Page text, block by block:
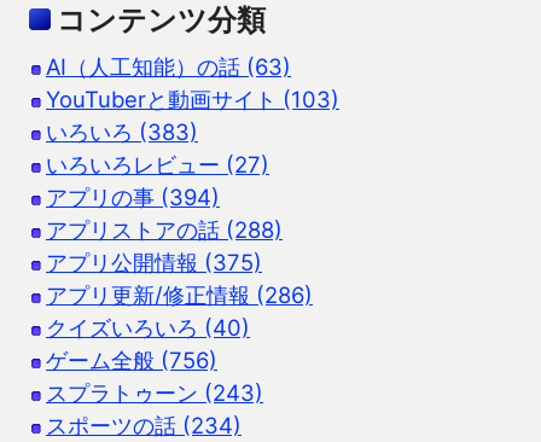
コンテンツ分類
AI（人工知能）の話 (63)
YouTuberと動画サイト (103)
いろいろ (383)
いろいろレビュー (27)
アプリの事 (394)
アプリストアの話 (288)
アプリ公開情報 (375)
アプリ更新/修正情報 (286)
クイズいろいろ (40)
ゲーム全般 (756)
スプラトゥーン (243)
スポーツの話 (234)